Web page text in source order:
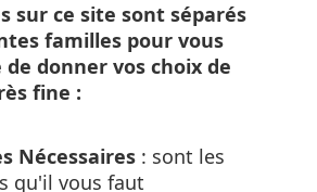
sur ce site sont séparés
familles pour vous
donner vos choix de
fine :
Nécessaires : sont les
qu'il vous faut